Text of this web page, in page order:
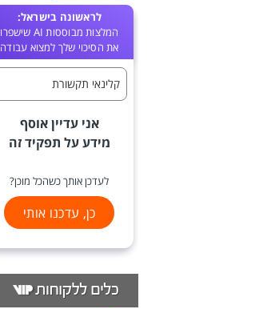
לראשונה בישראל:
המלצות מבוססות AI שישפרו
את הסיכוי שלך למצוא עבודה
קלינאי תקשורת
אני עדיין אוסף
מידע על תפקיד זה
לעדכן אותך כשהכל מוכן?
כן, עדכנו אותי